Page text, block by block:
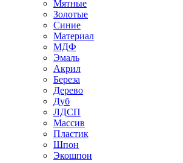
Мятные
Золотые
Синие
Материал
МДФ
Эмаль
Акрил
Береза
Дерево
Дуб
ЛДСП
Массив
Пластик
Шпон
Экошпон